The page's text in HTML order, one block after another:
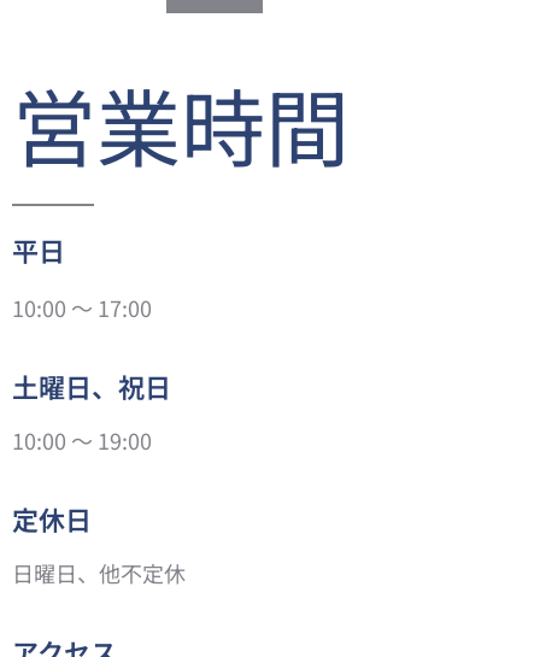
営業時間
平日
10:00 ～ 17:00
土曜日、祝日
10:00 ～ 19:00
定休日
日曜日、他不定休